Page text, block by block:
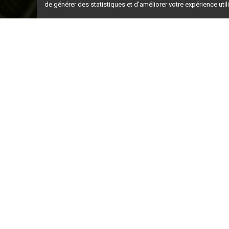
de générer des statistiques et d'améliorer votre expérience